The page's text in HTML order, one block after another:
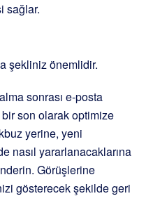
sağlar.
şekliniz önemlidir.
sonrası e-posta
son olarak optimize
yerine, yeni
nasıl yararlanacaklarına
Görüşlerine
gösterecek şekilde geri